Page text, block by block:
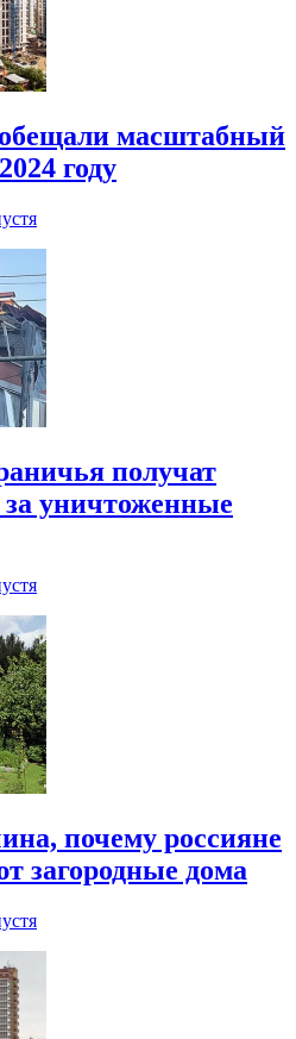
масштабный
году
получат
уничтоженные
почему россияне
загородные дома